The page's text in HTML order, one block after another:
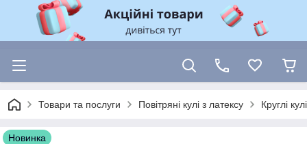
Товари та послуги Повітряні кулі з латексу Круглі
Новинка